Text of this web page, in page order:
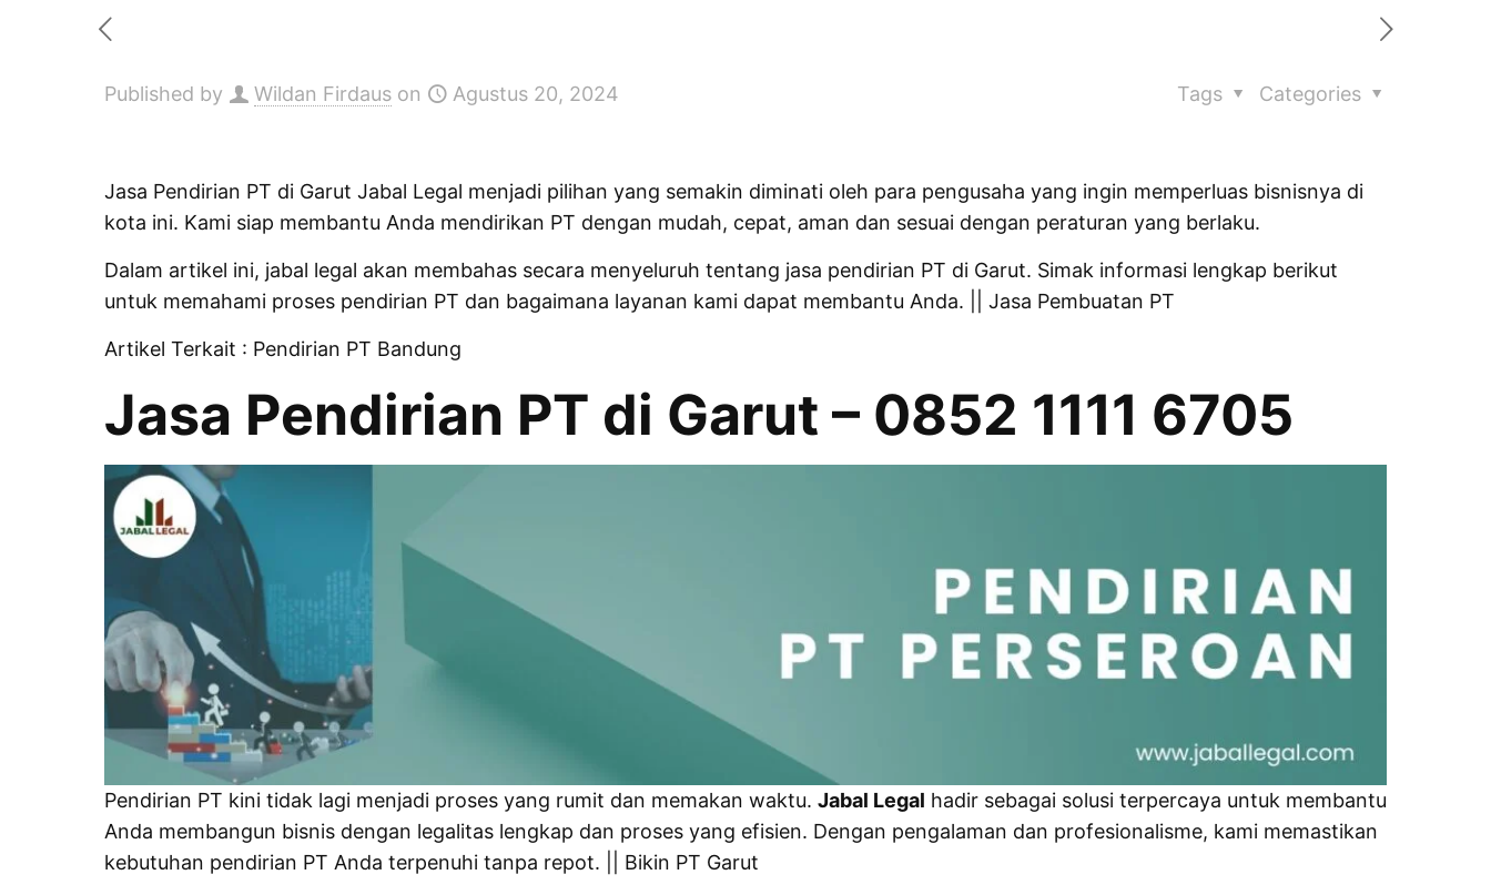
Published by Wildan Firdaus on Agustus 20, 2024 Categories
Tags
Jasa Pendirian PT di Garut Jabal Legal menjadi pilihan yang semakin diminati oleh para pengusaha yang ingin memperluas bisnisnya di
kota ini. Kami siap membantu Anda mendirikan PT dengan mudah, cepat, aman dan sesuai dengan peraturan yang berlaku.
Dalam artikel ini, jabal legal akan membahas secara menyeluruh tentang jasa pendirian PT di Garut. Simak informasi lengkap berikut
untuk memahami proses pendirian PT dan bagaimana layanan kami dapat membantu Anda. || Jasa Pembuatan PT
Artikel Terkait : Pendirian PT Bandung
Jasa Pendirian PT di Garut – 0852 1111 6705
Pendirian PT kini tidak lagi menjadi proses yang rumit dan memakan waktu. Jabal Legal hadir sebagai solusi terpercaya untuk membantu
Anda membangun bisnis dengan legalitaslengkap dan proses yang efisien. Dengan pengalaman dan profesionalisme, kami memastikan
kebutuhan pendirian PT Anda terpenuhi tanpa repot. || Bikin PT Garut